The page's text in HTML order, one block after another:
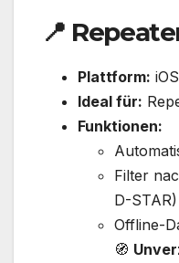
📍
Plattform:
Ideal für:
Funktionen:
Filter
D-STAR)
Offline-
🧭